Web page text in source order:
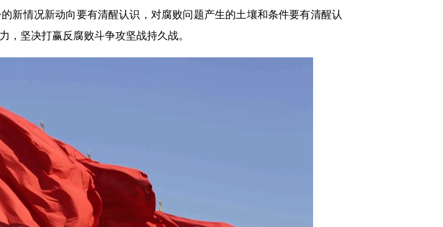
新情况新动向要有清醒认识，对腐败问题产生的土壤和条件要有清醒认
，坚决打赢反腐败斗争攻坚战持久战。